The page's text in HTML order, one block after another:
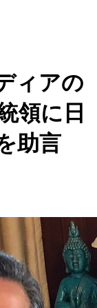
ィアの
領に日
助言